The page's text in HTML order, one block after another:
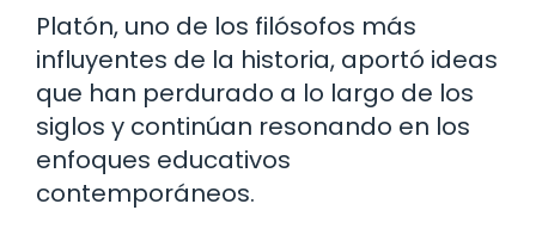
Platón, uno de los filósofos más
influyentes de la historia, aportó ideas
que han perdurado a lo largo de los
siglos y continúan resonando en los
enfoques educativos
contemporáneos.